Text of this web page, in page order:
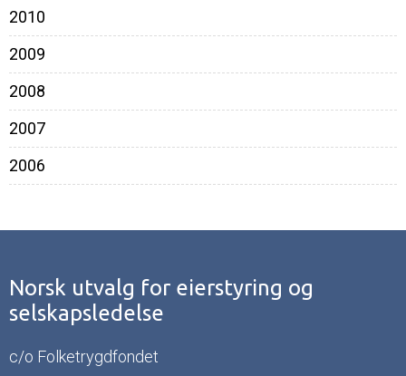
2010
2009
2008
2007
2006
Norsk utvalg for eierstyring og
selskapsledelse
c/o Folketrygdfondet